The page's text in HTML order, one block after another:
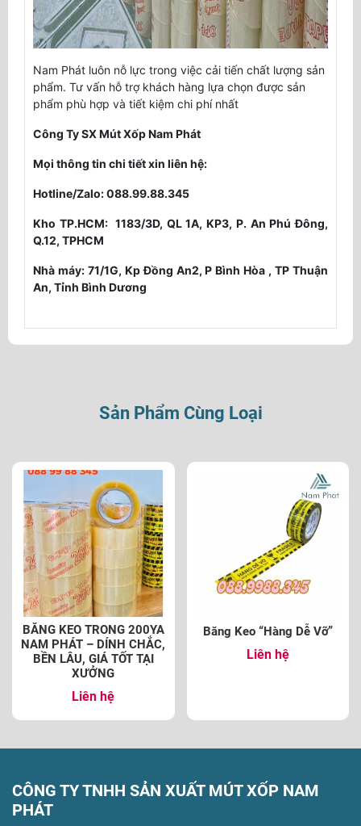
Nam Phát luôn nỗ lực trong việc cải tiến chất lượng sản
phẩm. Tư vấn hỗ trợ khách hàng lựa chọn được sản
phẩm phù hợp và tiết kiệm chi phí nhất
Công Ty SX Mút Xốp Nam Phát
Mọi thông tin chi tiết xin liên hệ:
Hotline/Zalo: 088.99.88.345
Kho TP.HCM: 1183/3D, QL 1A, KP3, P. An Phú Đông,
Q.12, TPHCM
Nhà máy: 71/1G, Kp Đồng An2, P Bình Hòa , TP Thuận
An, Tỉnh Bình Dương
Sản Phẩm Cùng Loại
BĂNG KEO TRONG 200YA
NAM PHÁT – DÍNH CHẮC,
BỀN LÂU, GIÁ TỐT TẠI
XƯỞNG
Liên hệ
Băng Keo “Hàng Dễ Vỡ”
Liên hệ
CÔNG TY TNHH SẢN XUẤT MÚT XỐP NAM
PHÁT